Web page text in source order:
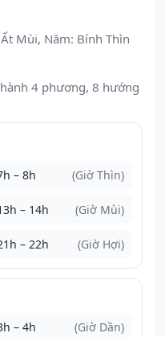
Mùi, Năm: Bính Thìn
4 phương, 8 hướng
– 8h (Giờ Thìn)
– 14h (Giờ Mùi)
– 22h (Giờ Hợi)
– 4h (Giờ Dần)